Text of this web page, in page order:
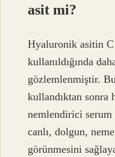
asit mi?
Hyaluronik asitin
kullanıldığında
gözlemlenmiştir.
kullandıktan
nemlendirici
canlı, dolgun,
görünmesini